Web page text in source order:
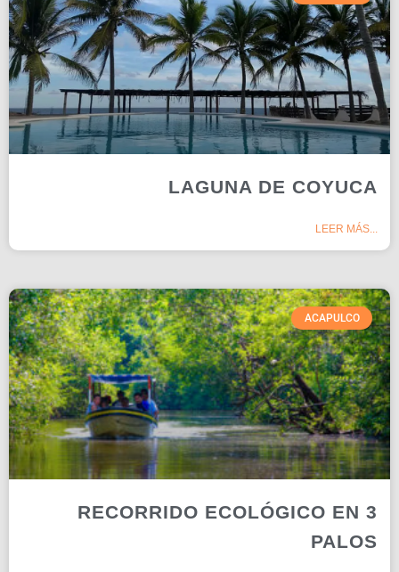
LAGUNA DE COYUCA
LEER MÁS...
ACAPULCO
RECORRIDO ECOLÓGICO EN 3
PALOS